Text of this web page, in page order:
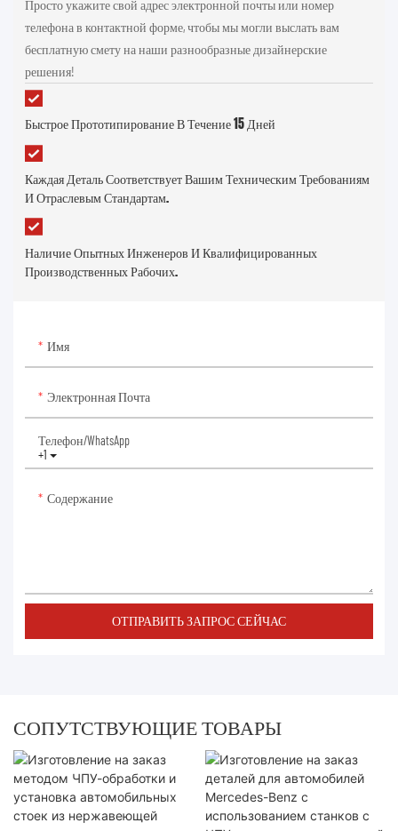
Просто укажите свой адрес электронной почты или номер
телефона в контактной форме, чтобы мы могли выслать вам
бесплатную смету на наши разнообразные дизайнерские
решения!
Быстрое Прототипирование В Течение 15 Дней
Каждая Деталь Соответствует Вашим Техническим Требованиям
И Отраслевым Стандартам.
Наличие Опытных Инженеров И Квалифицированных
Производственных Рабочих.
Имя
Электронная Почта
+1
Телефон/WhatsApp
Содержание
ОТПРАВИТЬ ЗАПРОС СЕЙЧАС
СОПУТСТВУЮЩИЕ ТОВАРЫ